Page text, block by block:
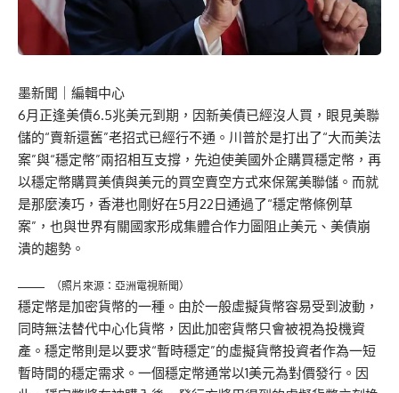
墨新聞
｜編輯中心
6月正逢美債6.5兆美元到期，因新美債已經沒人買，眼見美聯
儲的“賣新還舊”老招式已經行不通。川普於是打出了“大而美法
案”與“穩定幣”兩招相互支撐，先迫使美國外企購買穩定幣，再
以穩定幣購買美債與美元的買空賣空方式來保駕美聯儲。而就
是那麼湊巧，香港也剛好在5月22日通過了“穩定幣條例草
案”，也與世界有關國家形成集體合作力圖阻止美元、美債崩
潰的趨勢。
（照片來源：亞洲電視新聞）
穩定幣是加密貨幣的一種。由於一般虛擬貨幣容易受到波動，
同時無法替代中心化貨幣，因此加密貨幣只會被視為投機資
產。穩定幣則是以要求“暫時穩定”的虛擬貨幣投資者作為一短
暫時間的穩定需求。一個穩定幣通常以1美元為對價發行。因